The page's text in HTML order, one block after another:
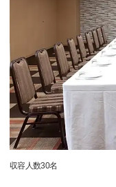
収容人数30名